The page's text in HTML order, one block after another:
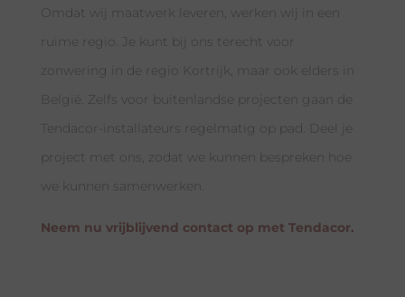
Omdat wij maatwerk leveren, werken wij in een
ruime regio. Je kunt bij ons terecht voor
zonwering in de regio Kortrijk, maar ook elders in
België. Zelfs voor buitenlandse projecten gaan de
Tendacor-installateurs regelmatig op pad. Deel je
project met ons, zodat we kunnen bespreken hoe
we kunnen samenwerken.
Neem nu vrijblijvend contact op met Tendacor.